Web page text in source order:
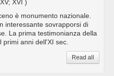
XVI )
è monumento nazionale.
interessante sovrapporsi di
La prima testimonianza della
primi anni dell'XI sec.
Read all